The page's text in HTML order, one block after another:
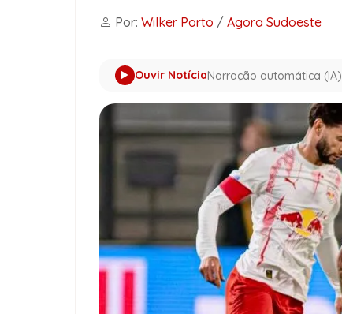
Por: Wilker Porto / Agora Sudoeste
Ouvir NotíciaNarração automática (IA)